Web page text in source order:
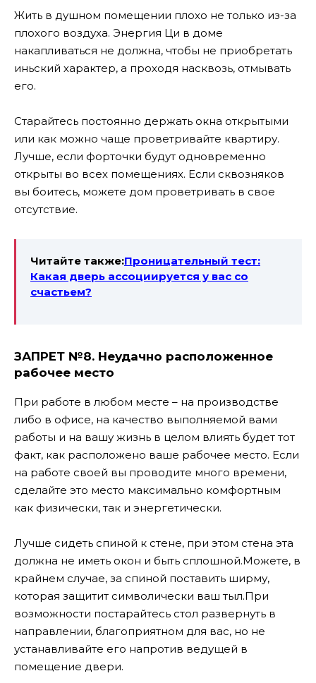
Жить в душном помещении плохо не только из-за
плохого воздуха. Энергия Ци в доме
накапливаться не должна, чтобы не приобретать
иньский характер, а проходя насквозь, отмывать
его.
Старайтесь постоянно держать окна открытыми
или как можно чаще проветривайте квартиру.
Лучше, если форточки будут одновременно
открыты во всех помещениях. Если сквозняков
вы боитесь, можете дом проветривать в свое
отсутствие.
Читайте также:Проницательный тест:
Какая дверь ассоциируется у вас со
счастьем?
ЗАПРЕТ №8. Неудачно расположенное
рабочее место
При работе в любом месте – на производстве
либо в офисе, на качество выполняемой вами
работы и на вашу жизнь в целом влиять будет тот
факт, как расположено ваше рабочее место. Если
на работе своей вы проводите много времени,
сделайте это место максимально комфортным
как физически, так и энергетически.
Лучше сидеть спиной к стене, при этом стена эта
должна не иметь окон и быть сплошной.Можете, в
крайнем случае, за спиной поставить ширму,
которая защитит символически ваш тыл.При
возможности постарайтесь стол развернуть в
направлении, благоприятном для вас, но не
устанавливайте его напротив ведущей в
помещение двери.